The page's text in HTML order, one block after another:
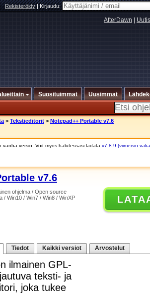
Rekisteröidy|Kirjaudu:
AfterDawn
Suosituimmat Uusimmat
> Tekstieditorit > Notepad++ Portable v7.6
vanha versio. Voit myös halutessasi ladata v7.8.9 (viimeisin
v7.6
ohjelma / Open source
/ Win10 / Win7 / Win8 / WinXP
Tiedot Kaikki versiot Arvostelut
ilmainen GPL-
teksti- ja
joka tukee